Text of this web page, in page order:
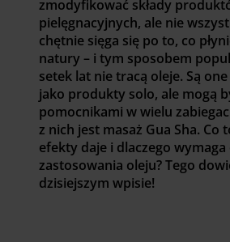
zmodyfikować składy
pielęgnacyjnych, ale nie
chętnie sięga się po to, co
natury – i tym sposobem
setek lat nie tracą oleje. Są
jako produkty solo, ale mogą
pomocnikami w wielu
z nich jest masaż Gua Sha. Co
efekty daje i dlaczego wymaga
zastosowania oleju? Tego
dzisiejszym wpisie!